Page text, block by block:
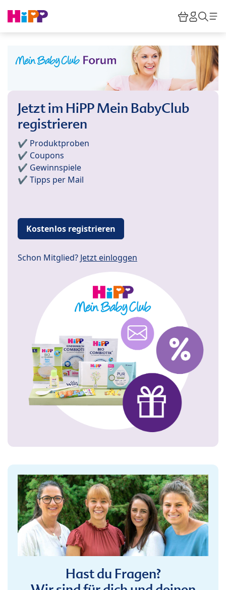
HiPP
Jetzt im HiPP Mein BabyClub
registrieren
✔️ Produktproben
✔️ Coupons
✔️ Gewinnspiele
✔️ Tipps per Mail
Kostenlos registrieren
Schon Mitglied? Jetzt einloggen
Hast du Fragen?